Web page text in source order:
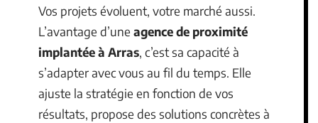
Vos projets évoluent, votre marché aussi.
L’avantage d’une agence de proximité
implantée à Arras, c’est sa capacité à
s’adapter avec vous au fil du temps. Elle
ajuste la stratégie en fonction de vos
résultats, propose des solutions concrètes à